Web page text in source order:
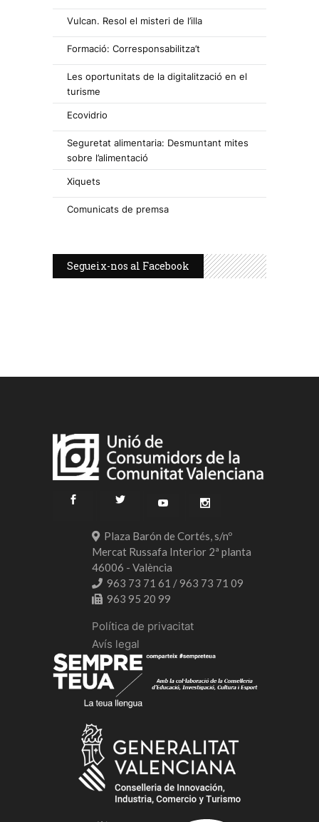
Vulcan. Resol el misteri de l’illa
Formació: Corresponsabilitza’t
Les oportunitats de la digitalització en el
turisme
Ecovidrio
Seguretat alimentaria: Desmuntant mites
sobre l’alimentació
Xiquets
Comunicats de premsa
Segueix-nos al Facebook
Plaza Barón de Cortés, s/nº
Mercat Russafa Interior 2ª planta
46006 - València
963 73 71 61 / 963 73 71 09
963 95 20 99
Política de privacitat
Avís legal